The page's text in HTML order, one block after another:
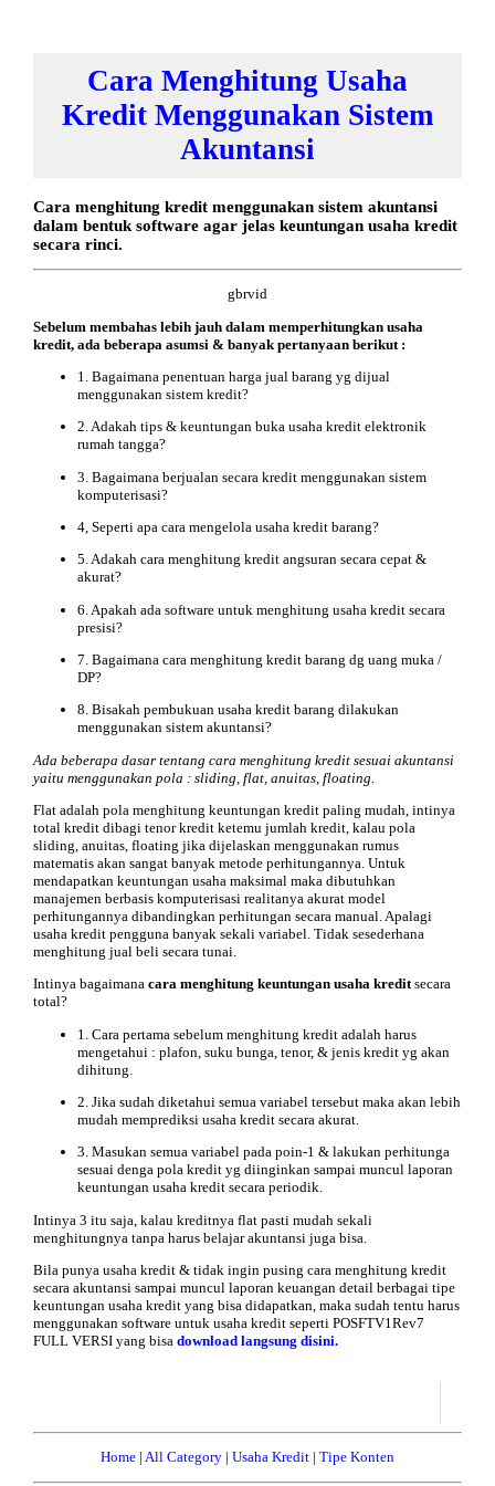
Cara Menghitung Usaha
Kredit Menggunakan Sistem
Akuntansi
Cara menghitung kredit menggunakan sistem akuntansi
dalam bentuk software agar jelas keuntungan usaha kredit
secara rinci.
gbrvid
Sebelum membahas lebih jauh dalam memperhitungkan usaha
kredit, ada beberapa asumsi & banyak pertanyaan berikut :
1. Bagaimana penentuan harga jual barang yg dijual
menggunakan sistem kredit?
2. Adakah tips & keuntungan buka usaha kredit elektronik
rumah tangga?
3. Bagaimana berjualan secara kredit menggunakan sistem
komputerisasi?
4, Seperti apa cara mengelola usaha kredit barang?
5. Adakah cara menghitung kredit angsuran secara cepat &
akurat?
6. Apakah ada software untuk menghitung usaha kredit secara
presisi?
7. Bagaimana cara menghitung kredit barang dg uang muka /
DP?
8. Bisakah pembukuan usaha kredit barang dilakukan
menggunakan sistem akuntansi?
Ada beberapa dasar tentang cara menghitung kredit sesuai akuntansi
yaitu menggunakan pola : sliding, flat, anuitas, floating.
Flat adalah pola menghitung keuntungan kredit paling mudah, intinya
total kredit dibagi tenor kredit ketemu jumlah kredit, kalau pola
sliding, anuitas, floating jika dijelaskan menggunakan rumus
matematis akan sangat banyak metode perhitungannya. Untuk
mendapatkan keuntungan usaha maksimal maka dibutuhkan
manajemen berbasis komputerisasi realitanya akurat model
perhitungannya dibandingkan perhitungan secara manual. Apalagi
usaha kredit pengguna banyak sekali variabel. Tidak sesederhana
menghitung jual beli secara tunai.
Intinya bagaimana cara menghitung keuntungan usaha kreditsecara
total?
1. Cara pertama sebelum menghitung kredit adalah harus
mengetahui : plafon, suku bunga, tenor, & jenis kredit yg akan
dihitung.
2. Jika sudah diketahui semua variabel tersebut maka akan lebih
mudah memprediksi usaha kredit secara akurat.
3. Masukan semua variabel pada poin-1 & lakukan perhitunga
sesuai denga pola kredit yg diinginkan sampai muncul laporan
keuntungan usaha kredit secara periodik.
Intinya 3 itu saja, kalau kreditnya flat pasti mudah sekali
menghitungnya tanpa harus belajar akuntansi juga bisa.
Bila punya usaha kredit & tidak ingin pusing cara menghitung kredit
secara akuntansi sampai muncul laporan keuangan detail berbagai tipe
keuntungan usaha kredit yang bisa didapatkan, maka sudah tentu harus
menggunakan software untuk usaha kredit seperti POSFTV1Rev7
FULL VERSI yang bisa download langsung disini.
Home | All Category | Usaha Kredit | Tipe Konten